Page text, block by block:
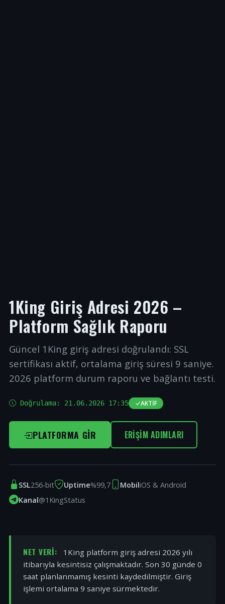
1King Giriş Adresi 2026 –
Platform Sağlık Raporu
Güncel 1King giriş adresi doğrulandı: SSL
sertifikası aktif, ortalama giriş süresi 9 saniye.
2026 platform durum raporu ve bağlantı testi.
Doğrulama: 21.06.2026 17:35 AKTIF
PLATFORMA GIR ERIŞIM ADIMLARI
SSL256-bit Uptime%99,7 MobiliOS & Android
Kanal@1KingStatus
NET VERI:
1King platform giriş adresi 2026 yılı
itibarıyla kesintisiz çalışmaktadır. Son 30 günde 0
saat planlanmamış kesinti kaydedilmiştir. Giriş
işlemi ortalama 9 saniye sürmektedir.